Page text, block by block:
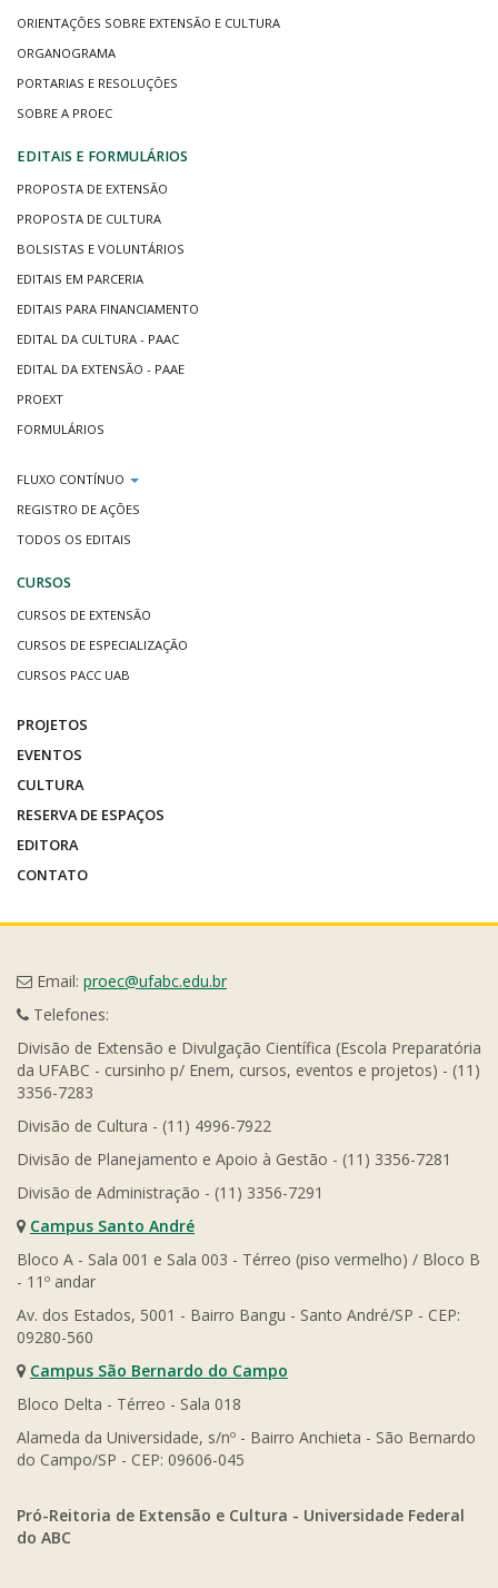
ORIENTAÇÕES SOBRE EXTENSÃO E CULTURA
ORGANOGRAMA
PORTARIAS E RESOLUÇÕES
SOBRE A PROEC
EDITAIS E FORMULÁRIOS
PROPOSTA DE EXTENSÃO
PROPOSTA DE CULTURA
BOLSISTAS E VOLUNTÁRIOS
EDITAIS EM PARCERIA
EDITAIS PARA FINANCIAMENTO
EDITAL DA CULTURA - PAAC
EDITAL DA EXTENSÃO - PAAE
PROEXT
FORMULÁRIOS
FLUXO CONTÍNUO
REGISTRO DE AÇÕES
TODOS OS EDITAIS
CURSOS
CURSOS DE EXTENSÃO
CURSOS DE ESPECIALIZAÇÃO
CURSOS PACC UAB
PROJETOS
EVENTOS
CULTURA
RESERVA DE ESPAÇOS
EDITORA
CONTATO
Email: proec@ufabc.edu.br
Telefones:
Divisão de Extensão e Divulgação Científica (Escola Preparatória
da UFABC - cursinho p/ Enem, cursos, eventos e projetos) - (11)
3356-7283
Divisão de Cultura - (11) 4996-7922
Divisão de Planejamento e Apoio à Gestão - (11) 3356-7281
Divisão de Administração - (11) 3356-7291
Campus Santo André
Bloco A - Sala 001 e Sala 003 - Térreo (piso vermelho) / Bloco B
- 11º andar
Av. dos Estados, 5001 - Bairro Bangu - Santo André/SP - CEP:
09280-560
Campus São Bernardo do Campo
Bloco Delta - Térreo - Sala 018
Alameda da Universidade, s/nº - Bairro Anchieta - São Bernardo
do Campo/SP - CEP: 09606-045
Pró-Reitoria de Extensão e Cultura - Universidade Federal
do ABC